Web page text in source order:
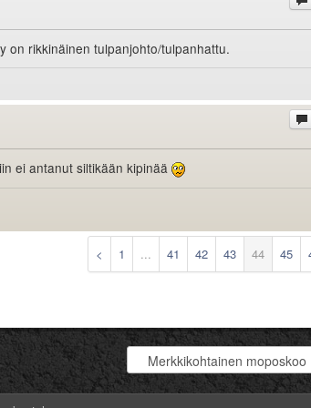
on rikkinäinen tulpanjohto/tulpanhattu.
ei antanut siltikään kipinää
< 1 ... 41 42 43 44 45